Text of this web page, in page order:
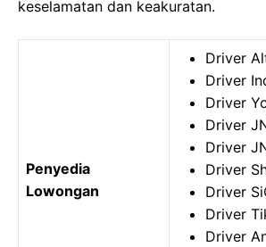
keselamatan dan keakuratan.
Penyedia
Lowongan
Driver
Driver
Driver
Driver
Driver
Driver
Driver
Driver
Driver